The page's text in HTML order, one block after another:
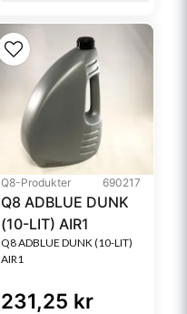
Q8-Produkter 690217
Q8 ADBLUE DUNK
(10-LIT) AIR1
Q8 ADBLUE DUNK (10-LIT)
AIR1
231,25 kr